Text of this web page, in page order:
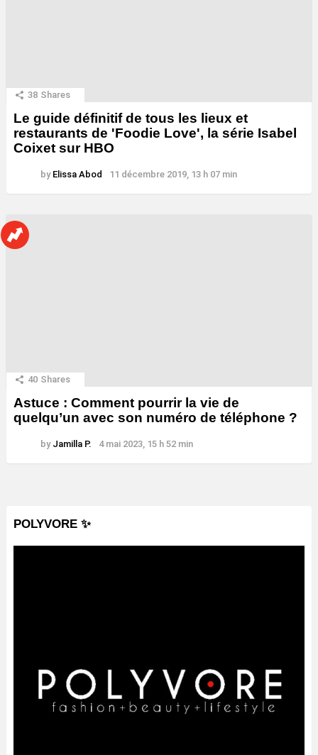
38 Shares
Le guide définitif de tous les lieux et
restaurants de 'Foodie Love', la série Isabel
Coixet sur HBO
by Elissa Abod 11 décembre 2019, 13 h 07 min
40 Shares
Astuce : Comment pourrir la vie de
quelqu’un avec son numéro de téléphone ?
by Jamilla P. 4 mai 2023, 15 h 52 min
POLYVORE ✨